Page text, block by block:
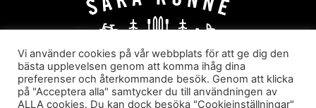
HEM OM MIG
JOBBA MED MIG
HYR I JÄRVSÖ!
KATEGORIER
Vi använder cookies på vår webbplats för att ge dig den
bästa upplevelsen genom att komma ihåg dina
preferenser och återkommande besök. Genom att klicka
på "Acceptera alla" samtycker du till användningen av
ALLA cookies. Du kan dock besöka "Cookieinställningar"